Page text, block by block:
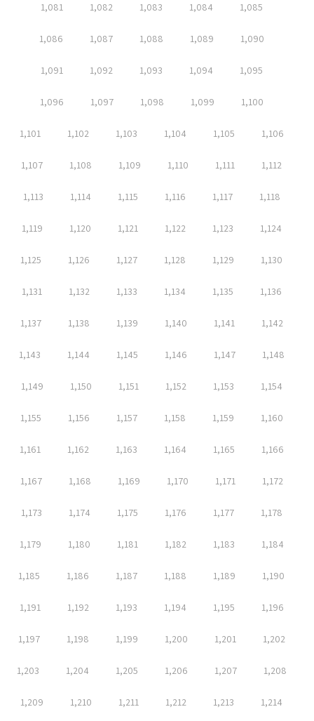
1,081 1,082 1,083 1,084 1,085
1,086 1,087 1,088 1,089 1,090
1,091 1,092 1,093 1,094 1,095
1,096 1,097 1,098 1,099 1,100
1,101 1,102 1,103 1,104 1,105 1,106
1,107 1,108 1,109 1,110 1,111 1,112
1,113 1,114 1,115 1,116 1,117 1,118
1,119 1,120 1,121 1,122 1,123 1,124
1,125 1,126 1,127 1,128 1,129 1,130
1,131 1,132 1,133 1,134 1,135 1,136
1,137 1,138 1,139 1,140 1,141 1,142
1,143 1,144 1,145 1,146 1,147 1,148
1,149 1,150 1,151 1,152 1,153 1,154
1,155 1,156 1,157 1,158 1,159 1,160
1,161 1,162 1,163 1,164 1,165 1,166
1,167 1,168 1,169 1,170 1,171 1,172
1,173 1,174 1,175 1,176 1,177 1,178
1,179 1,180 1,181 1,182 1,183 1,184
1,185 1,186 1,187 1,188 1,189 1,190
1,191 1,192 1,193 1,194 1,195 1,196
1,197 1,198 1,199 1,200 1,201 1,202
1,203 1,204 1,205 1,206 1,207 1,208
1,209 1,210 1,211 1,212 1,213 1,214